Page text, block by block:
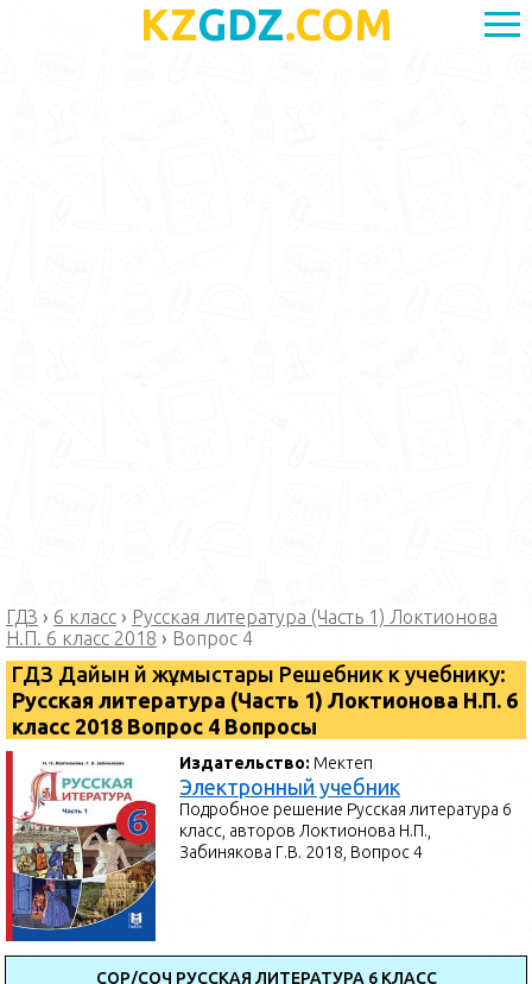
KZGDZ.COM
ГДЗ › 6 класс › Русская литература (Часть 1) Локтионова
Н.П. 6 класс 2018 › Вопрос 4
ГДЗ Дайын үй жұмыстары Решебник к учебнику:
Русская литература (Часть 1) Локтионова Н.П. 6
класс 2018 Вопрос 4 Вопросы
Издательство: Мектеп
Электронный учебник
Подробное решение Русская литература 6
класс, авторов Локтионова Н.П.,
Забинякова Г.В. 2018, Вопрос 4
СОР/СОЧ РУССКАЯ ЛИТЕРАТУРА 6 КЛАСС